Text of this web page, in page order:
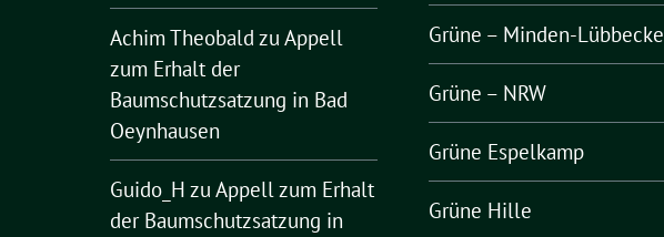
Achim Theobald zu Appell
zum Erhalt der
Baumschutzsatzung in Bad
Oeynhausen
Guido_H zu Appell zum Erhalt
der Baumschutzsatzung in
Grüne – Minden-Lübbecke
Grüne – NRW
Grüne Espelkamp
Grüne Hille